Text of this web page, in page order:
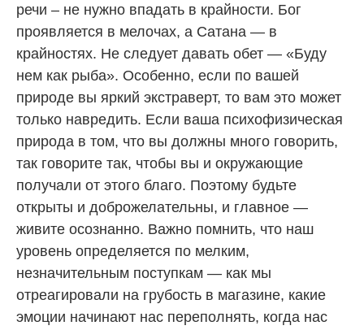
речи – не нужно впадать в крайности. Бог
проявляется в мелочах, а Сатана — в
крайностях. Не следует давать обет — «Буду
нем как рыба». Особенно, если по вашей
природе вы яркий экстраверт, то вам это может
только навредить. Если ваша психофизическая
природа в том, что вы должны много говорить,
так говорите так, чтобы вы и окружающие
получали от этого благо. Поэтому будьте
открыты и доброжелательны, и главное —
живите осознанно. Важно помнить, что наш
уровень определяется по мелким,
незначительным поступкам — как мы
отреагировали на грубость в магазине, какие
эмоции начинают нас переполнять, когда нас